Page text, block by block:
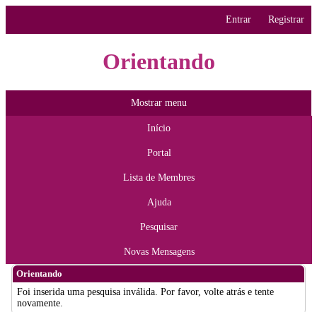
Entrar Registrar
Orientando
Mostrar menu
Início
Portal
Lista de Membres
Ajuda
Pesquisar
Novas Mensagens
Orientando
Foi inserida uma pesquisa inválida. Por favor, volte atrás e tente
novamente.